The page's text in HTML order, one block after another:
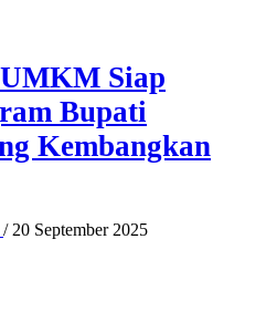
Siap
Bupati
Kembangkan
/ 20 September 2025